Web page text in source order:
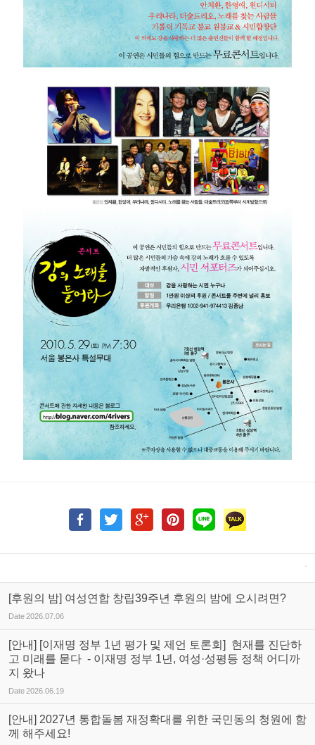
[후원의 밤] 여성연합 창립39주년 후원의 밤에 오시려면?
Date2026.07.06
[안내] [이재명 정부 1년 평가 및 제언 토론회] 현재를 진단하
고 미래를 묻다 - 이재명 정부 1년, 여성·성평등 정책 어디까
지 왔나
Date2026.06.19
[안내] 2027년 통합돌봄 재정확대를 위한 국민동의 청원에 함
께 해주세요!